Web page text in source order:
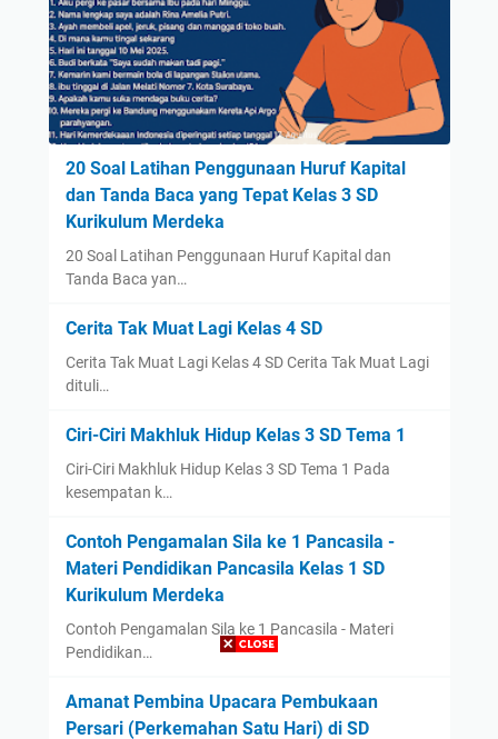
20 Soal Latihan Penggunaan Huruf Kapital
dan Tanda Baca yang Tepat Kelas 3 SD
Kurikulum Merdeka
20 Soal Latihan Penggunaan Huruf Kapital dan
Tanda Baca yan…
Cerita Tak Muat Lagi Kelas 4 SD
Cerita Tak Muat Lagi Kelas 4 SD Cerita Tak Muat Lagi
dituli…
Ciri-Ciri Makhluk Hidup Kelas 3 SD Tema 1
Ciri-Ciri Makhluk Hidup Kelas 3 SD Tema 1 Pada
kesempatan k…
Contoh Pengamalan Sila ke 1 Pancasila -
Materi Pendidikan Pancasila Kelas 1 SD
Kurikulum Merdeka
Contoh Pengamalan Sila ke 1 Pancasila - Materi
Pendidikan…
Amanat Pembina Upacara Pembukaan
Persari (Perkemahan Satu Hari) di SD